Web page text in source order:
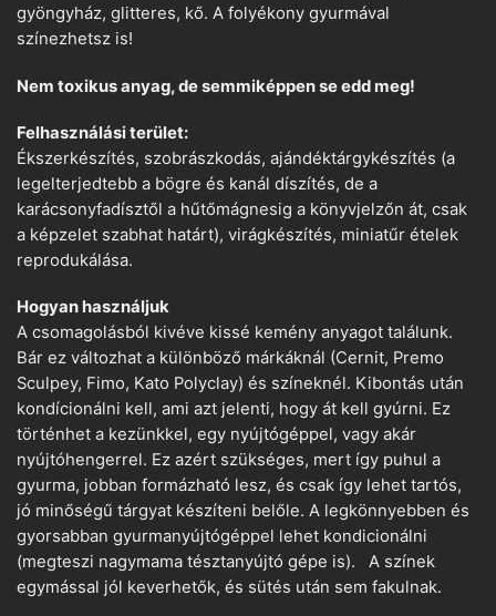
gyöngyház, glitteres, kő. A folyékony gyurmával
színezhetsz is!
Nem toxikus anyag, de semmiképpen se edd meg!
Felhasználási terület:
Ékszerkészítés, szobrászkodás, ajándéktárgykészítés (a
legelterjedtebb a bögre és kanál díszítés, de a
karácsonyfadísztől a hűtőmágnesig a könyvjelzőn át, csak
a képzelet szabhat határt), virágkészítés, miniatűr ételek
reprodukálása.
Hogyan használjuk
A csomagolásból kivéve kissé kemény anyagot találunk.
Bár ez változhat a különböző márkáknál (Cernit, Premo
Sculpey, Fimo, Kato Polyclay) és színeknél. Kibontás után
kondícionálni kell, ami azt jelenti, hogy át kell gyúrni. Ez
történhet a kezünkkel, egy nyújtógéppel, vagy akár
nyújtóhengerrel. Ez azért szükséges, mert így puhul a
gyurma, jobban formázható lesz, és csak így lehet tartós,
jó minőségű tárgyat készíteni belőle. A legkönnyebben és
gyorsabban gyurmanyújtógéppel lehet kondicionálni
(megteszi nagymama tésztanyújtó gépe is). A színek
egymással jól keverhetők, és sütés után sem fakulnak.